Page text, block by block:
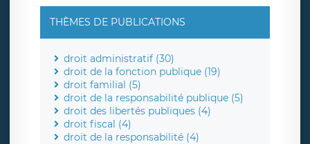
THÈMES DE PUBLICATIONS
droit administratif (30)
droit de la fonction publique (19)
droit familial (5)
droit de la responsabilité publique (5)
droit des libertés publiques (4)
droit fiscal (4)
droit de la responsabilité (4)